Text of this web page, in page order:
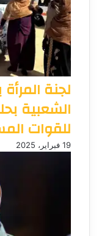
لجنة
الشعبية
للقوات
19 فبراير، 2025